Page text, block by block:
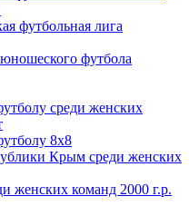
футбольная лига
футбола
среди женских
8х8
Крым среди женских
женских команд 2000 г.р.